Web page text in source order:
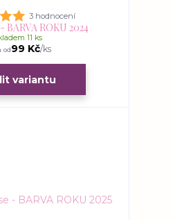
3 hodnocení
BARVA ROKU 2024
od99 Kč/ks
11 ks
variantu